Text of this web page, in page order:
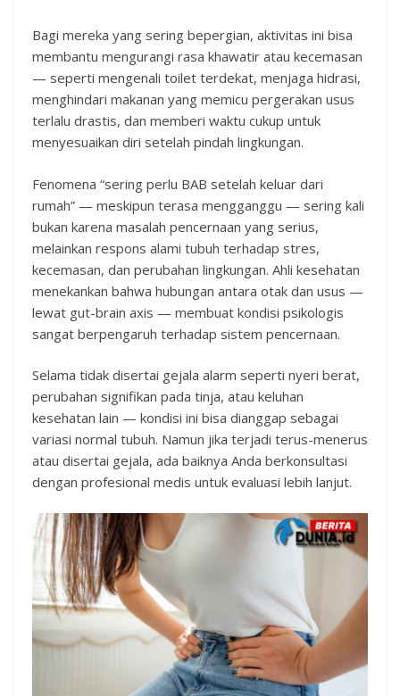
Bagi mereka yang sering bepergian, aktivitas ini bisa
membantu mengurangi rasa khawatir atau kecemasan
— seperti mengenali toilet terdekat, menjaga hidrasi,
menghindari makanan yang memicu pergerakan usus
terlalu drastis, dan memberi waktu cukup untuk
menyesuaikan diri setelah pindah lingkungan.
Fenomena “sering perlu BAB setelah keluar dari
rumah” — meskipun terasa mengganggu — sering kali
bukan karena masalah pencernaan yang serius,
melainkan respons alami tubuh terhadap stres,
kecemasan, dan perubahan lingkungan. Ahli kesehatan
menekankan bahwa hubungan antara otak dan usus —
lewat gut-brain axis — membuat kondisi psikologis
sangat berpengaruh terhadap sistem pencernaan.
Selama tidak disertai gejala alarm seperti nyeri berat,
perubahan signifikan pada tinja, atau keluhan
kesehatan lain — kondisi ini bisa dianggap sebagai
variasi normal tubuh. Namun jika terjadi terus-menerus
atau disertai gejala, ada baiknya Anda berkonsultasi
dengan profesional medis untuk evaluasi lebih lanjut.